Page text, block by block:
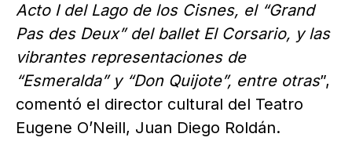
Acto I del Lago de los Cisnes, el “Grand
Pas des Deux” del ballet El Corsario, y las
vibrantes representaciones de
“Esmeralda” y “Don Quijote”, entre otras”,
comentó el director cultural del Teatro
Eugene O’Neill, Juan Diego Roldán.